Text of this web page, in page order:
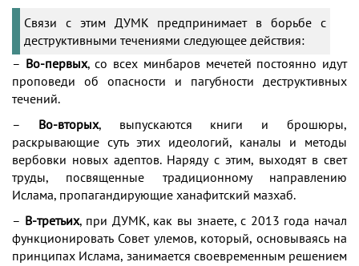
Связи с этим ДУМК предпринимает в борьбе с
деструктивными течениями следующее действия:
– Во-первых, со всех минбаров мечетей постоянно идут
проповеди об опасности и пагубности деструктивных
течений.
– Во-вторых, выпускаются книги и брошюры,
раскрывающие суть этих идеологий, каналы и методы
вербовки новых адептов. Наряду с этим, выходят в свет
труды, посвященные традиционному направлению
Ислама, пропагандирующие ханафитский мазхаб.
– В-третьих, при ДУМК, как вы знаете, с 2013 года начал
функционировать Совет улемов, который, основываясь на
принципах Ислама, занимается своевременным решением